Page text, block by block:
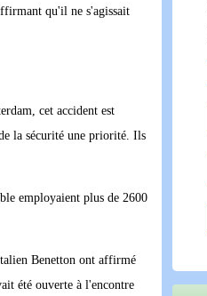
qu'il ne s'agissait
cet accident est
la sécurité une priorité. Ils
employaient plus de 2600
Benetton ont affirmé
été ouverte à l'encontre